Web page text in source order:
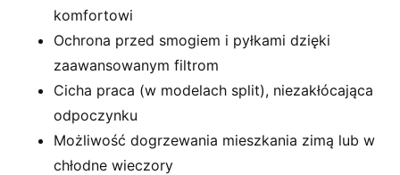
komfortowi
Ochrona przed smogiem i pyłkami dzięki
zaawansowanym filtrom
Cicha praca (w modelach split), niezakłócająca
odpoczynku
Możliwość dogrzewania mieszkania zimą lub w
chłodne wieczory